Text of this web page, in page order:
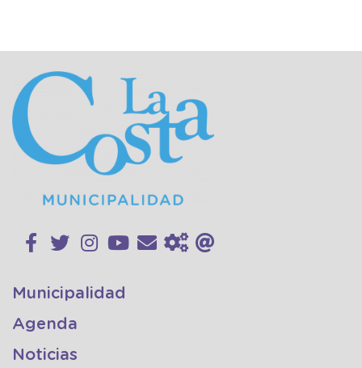
Municipalidad
Agenda
Noticias